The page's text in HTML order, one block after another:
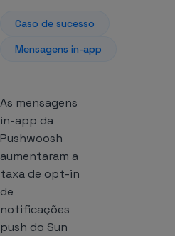
Caso de sucesso
Mensagens in-app
As mensagens
in-app da
Pushwoosh
aumentaram a
taxa de opt-in
de
notificações
push do Sun